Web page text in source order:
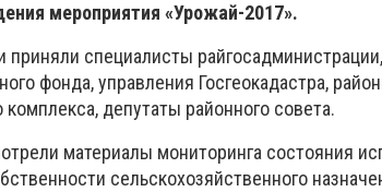
мероприятия «Урожай-2017».
приняли специалисты
фонда, управления Госгеокадастра,
депутаты районного совета.
материалы мониторинга состояния
сельскохозяйственного